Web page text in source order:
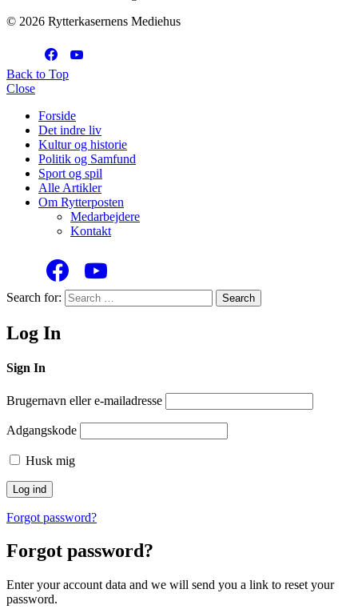
© 2026 Rytterkasernens Mediehus
Back to Top
Close
Forside
Det indre liv
Kultur og historie
Politik og Samfund
Sport og spil
Alle Artikler
Om Rytterposten
Medarbejdere
Kontakt
Search for: Search
Log In
Sign In
Brugernavn eller e-mailadresse
Adgangskode
Husk mig
Forgot password?
Forgot password?
Enter your account data and we will send you a link to reset your
password.